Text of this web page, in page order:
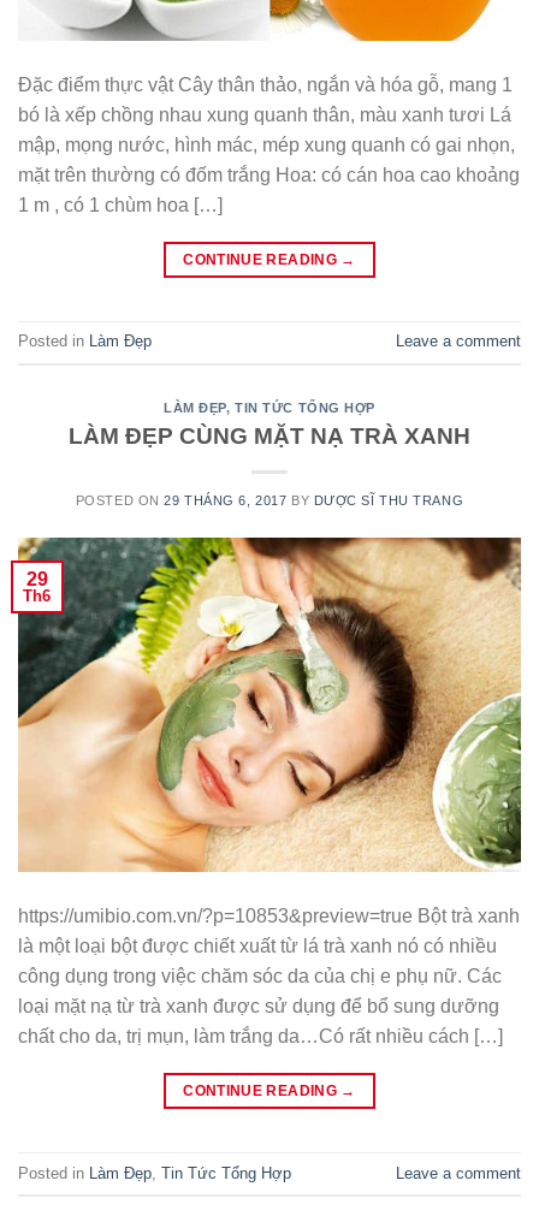
Đặc điểm thực vật Cây thân thảo, ngắn và hóa gỗ, mang 1
bó là xếp chồng nhau xung quanh thân, màu xanh tươi Lá
mập, mọng nước, hình mác, mép xung quanh có gai nhọn,
mặt trên thường có đốm trắng Hoa: có cán hoa cao khoảng
1 m , có 1 chùm hoa […]
CONTINUE READING →
Posted in Làm Đẹp Leave a comment
LÀM ĐẸP,TIN TỨC TỔNG HỢP
LÀM ĐẸP CÙNG MẶT NẠ TRÀ XANH
POSTED ON29 THÁNG 6, 2017 BY DƯỢC SĨ THU TRANG
29
Th6
https://umibio.com.vn/?p=10853&preview=true Bột trà xanh
là một loại bột được chiết xuất từ lá trà xanh nó có nhiều
công dụng trong việc chăm sóc da của chị e phụ nữ. Các
loại mặt nạ từ trà xanh được sử dụng để bổ sung dưỡng
chất cho da, trị mụn, làm trắng da…Có rất nhiều cách […]
CONTINUE READING →
Posted in Làm Đẹp Tin Tức Tổng Hợp Leave a comment